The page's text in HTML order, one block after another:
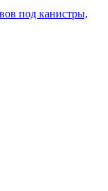
под канистры,